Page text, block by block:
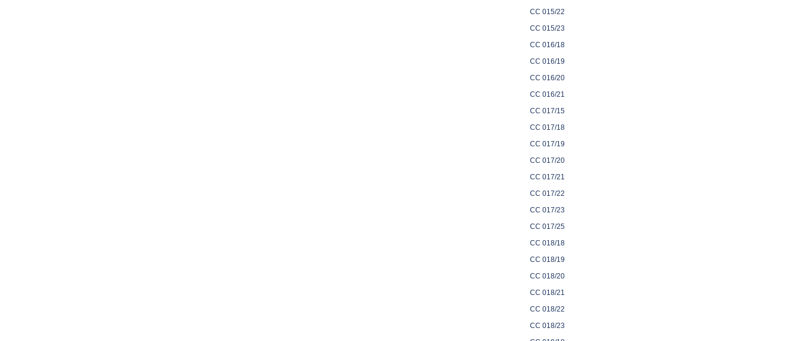
CC 015/22
CC 015/23
CC 016/18
CC 016/19
CC 016/20
CC 016/21
CC 017/15
CC 017/18
CC 017/19
CC 017/20
CC 017/21
CC 017/22
CC 017/23
CC 017/25
CC 018/18
CC 018/19
CC 018/20
CC 018/21
CC 018/22
CC 018/23